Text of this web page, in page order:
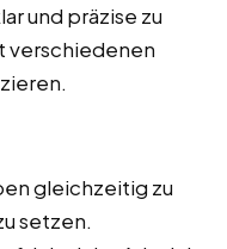
und präzise zu
verschiedenen
gleichzeitig zu
setzen.